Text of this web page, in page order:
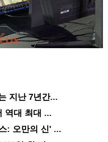
지난 7년간...
역대 최대 ...
: 오만의 신' ...